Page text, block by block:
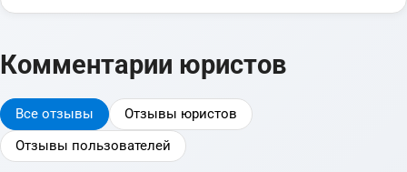
Комментарии юристов
Все отзывы
Отзывы юристов
Отзывы пользователей